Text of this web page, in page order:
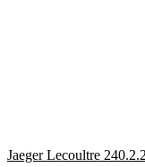
Jaeger Lecoultre